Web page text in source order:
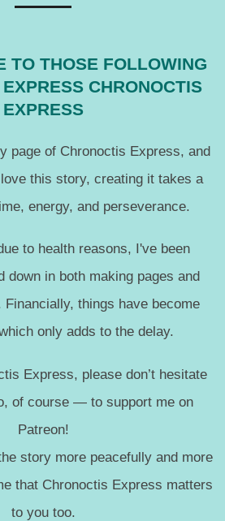
TO THOSE FOLLOWING
CHRONOCTIS
EXPRESS
page of Chronoctis Express, and
this story, creating it takes a
energy, and perseverance.
to health reasons, I've been
down in both making pages and
things have become
only adds to the delay.
Express, please don’t hesitate
of course — to support me on
Patreon!
story more peacefully and more
that Chronoctis Express matters
to you too.